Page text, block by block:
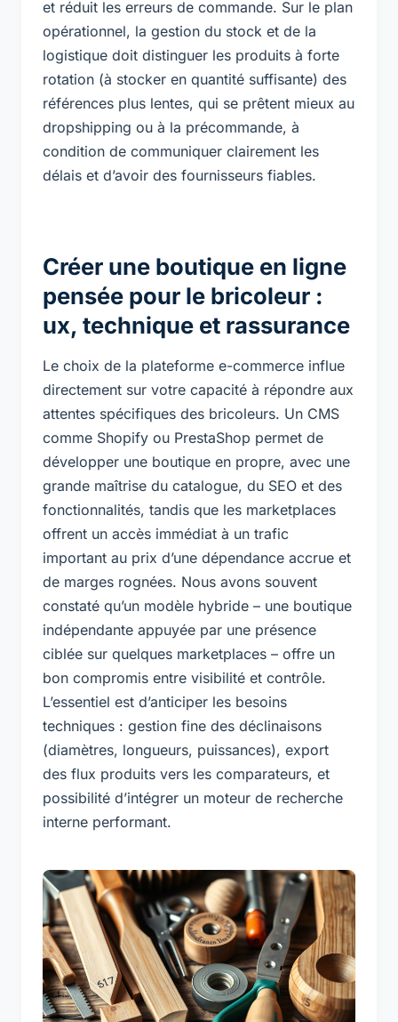
et réduit les erreurs de commande. Sur le plan
opérationnel, la gestion du stock et de la
logistique doit distinguer les produits à forte
rotation (à stocker en quantité suffisante) des
références plus lentes, qui se prêtent mieux au
dropshipping ou à la précommande, à
condition de communiquer clairement les
délais et d’avoir des fournisseurs fiables.
Créer une boutique en ligne
pensée pour le bricoleur :
ux, technique et rassurance
Le choix de la plateforme e-commerce influe
directement sur votre capacité à répondre aux
attentes spécifiques des bricoleurs. Un CMS
comme Shopify ou PrestaShop permet de
développer une boutique en propre, avec une
grande maîtrise du catalogue, du SEO et des
fonctionnalités, tandis que les marketplaces
offrent un accès immédiat à un trafic
important au prix d’une dépendance accrue et
de marges rognées. Nous avons souvent
constaté qu’un modèle hybride – une boutique
indépendante appuyée par une présence
ciblée sur quelques marketplaces – offre un
bon compromis entre visibilité et contrôle.
L’essentiel est d’anticiper les besoins
techniques : gestion fine des déclinaisons
(diamètres, longueurs, puissances), export
des flux produits vers les comparateurs, et
possibilité d’intégrer un moteur de recherche
interne performant.